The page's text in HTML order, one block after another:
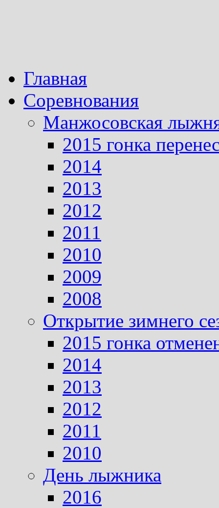
Главная
Соревнования
Манжосовская
2015 гонка
2014
2013
2012
2011
2010
2009
2008
Открытие зимнего
2015 гонка
2014
2013
2012
2011
2010
День лыжника
2016